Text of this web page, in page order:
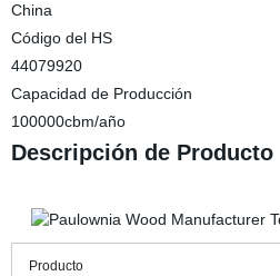
China
Código del HS
44079920
Capacidad de Producción
100000cbm/año
Descripción de Producto
Producto